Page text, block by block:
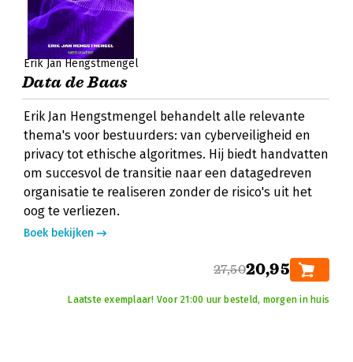
Erik Jan Hengstmengel
Data de Baas
Erik Jan Hengstmengel behandelt alle relevante
thema's voor bestuurders: van cyberveiligheid en
privacy tot ethische algoritmes. Hij biedt handvatten
om succesvol de transitie naar een datagedreven
organisatie te realiseren zonder de risico's uit het
oog te verliezen.
Boek bekijken
27,5020,95
Laatste exemplaar! Voor 21:00 uur besteld, morgen in huis